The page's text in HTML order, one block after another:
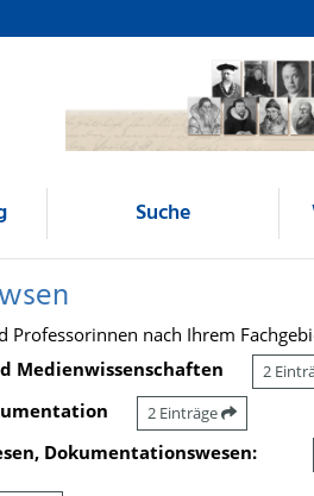
Suche
Professorinnen nach Ihrem
Medienwissenschaften
2
2 Einträge
Dokumentationswesen: